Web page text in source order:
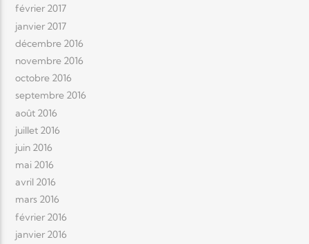
février 2017
janvier 2017
décembre 2016
novembre 2016
octobre 2016
septembre 2016
août 2016
juillet 2016
juin 2016
mai 2016
avril 2016
mars 2016
février 2016
janvier 2016